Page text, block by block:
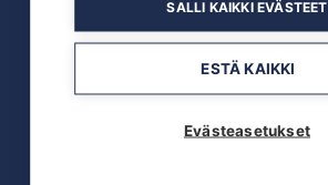
SALLI KAIKKI EVÄSTEET
ESTÄ KAIKKI
Evästeasetukset